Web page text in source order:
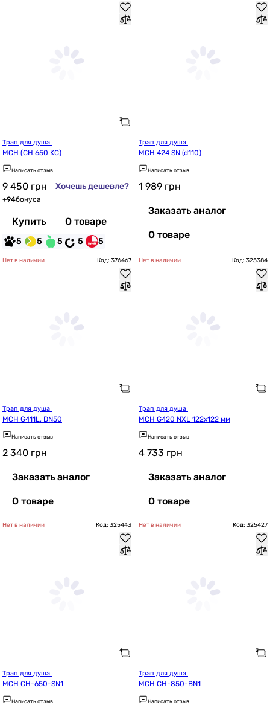
MCH (CH 650 KC)
Написать отзыв
9 450 грн Хочешь дешевле?
+94бонуса
Купить О товаре
5 5 5 5 5
MCH 424 SN (d110)
Написать отзыв
1 989 грн
Заказать аналог
О товаре
Нет в наличии Код: 376467
MCH G411L, DN50
Написать отзыв
2 340 грн
Заказать аналог
О товаре
Нет в наличии Код: 325384
MCH G420 NXL 122х122 мм
Написать отзыв
4 733 грн
Заказать аналог
О товаре
Нет в наличии Код: 325443
MCH CH-650-SN1
Написать отзыв
Нет в наличии Код: 325427
MCH CH-850-BN1
Написать отзыв